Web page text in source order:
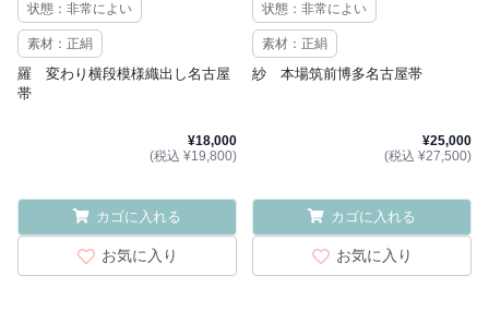
状態：非常によい
素材：正絹
羅 変わり横段模様織出し名古屋
帯
¥18,000
(税込 ¥19,800)
カゴに入れる
お気に入り
状態：非常によい
素材：正絹
紗 本場筑前博多名古屋帯
¥25,000
(税込 ¥27,500)
カゴに入れる
お気に入り